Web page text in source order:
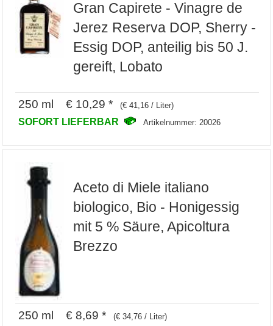
Gran Capirete - Vinagre de
Jerez Reserva DOP, Sherry -
Essig DOP, anteilig bis 50 J.
gereift, Lobato
250 ml € 10,29 * (€ 41,16 / Liter)
SOFORT LIEFERBAR Artikelnummer: 20026
Aceto di Miele italiano
biologico, Bio - Honigessig
mit 5 % Säure, Apicoltura
Brezzo
250 ml € 8,69 * (€ 34,76 / Liter)